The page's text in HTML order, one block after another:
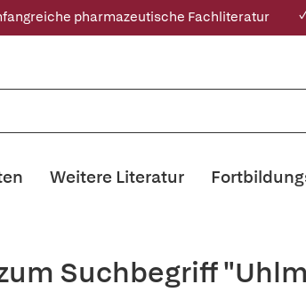
pharmazeutische Fachliteratur
Weitere Literatur
Suchbegriff